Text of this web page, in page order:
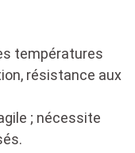
températures
résistance aux
; nécessite